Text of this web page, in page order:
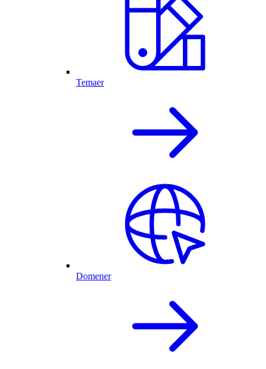
Temaer
Domener